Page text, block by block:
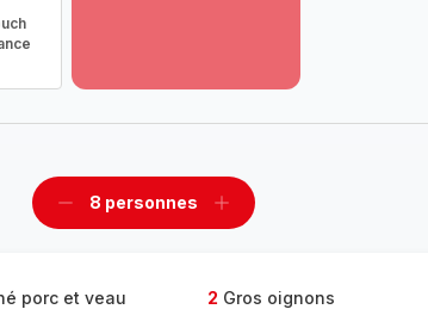
-
Supprimer
8 personnes
Ajouter
porc et veau 2 Gros oignons